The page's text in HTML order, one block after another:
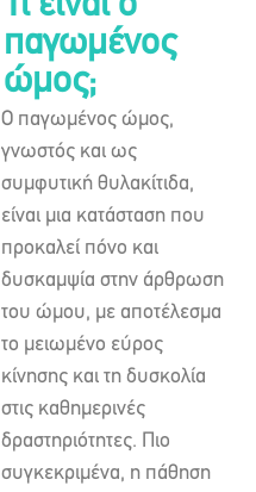
παγωμένος
ώμος;
Ο παγωμένος ώμος,
γνωστός και ως
συμφυτική θυλακίτιδα,
είναι μια κατάσταση που
προκαλεί πόνο και
δυσκαμψία στην άρθρωση
του ώμου, με αποτέλεσμα
το μειωμένο εύρος
κίνησης και τη δυσκολία
στις καθημερινές
δραστηριότητες. Πιο
συγκεκριμένα, η πάθηση